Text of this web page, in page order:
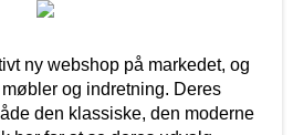
ny webshop på markedet, og
og indretning. Deres
den klassiske, den moderne